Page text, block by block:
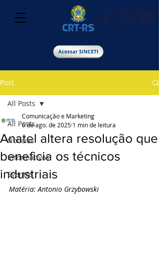
Post
All Posts
Notícias
Informativos
Eventos
All Posts
Anatel altera resolução que
beneficia os técnicos
industriais
Comunicação e Marketing
6 de ago. de 2025 1 min de leitura
Matéria: Antonio Grzybowski